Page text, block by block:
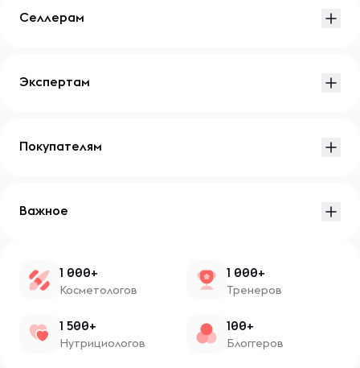
Селлерам
Экспертам
Покупателям
Важное
1 000+
Косметологов
1 000+
Тренеров
1 500+
Нутрициологов
100+
Блоггеров